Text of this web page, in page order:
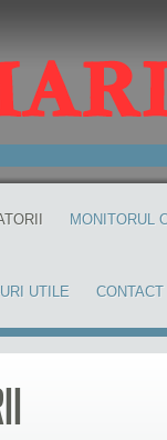
MONITORUL
UTILE CONTACT